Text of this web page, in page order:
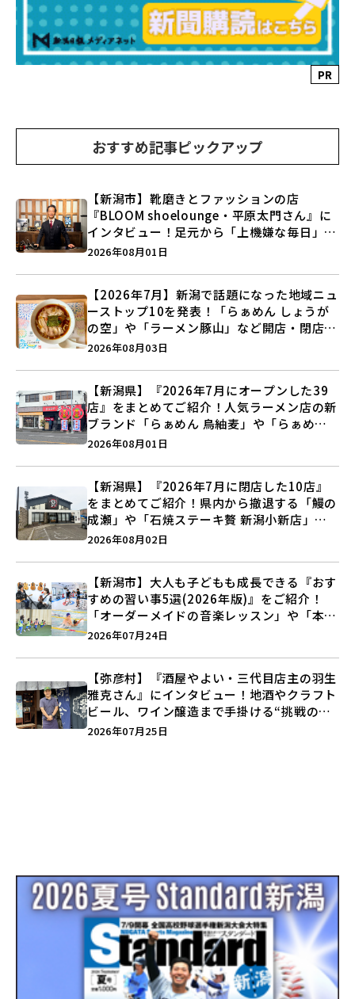
PR
おすすめ記事ピックアップ
【新潟市】靴磨きとファッションの店
『BLOOM shoelounge・平原太門さん』に
インタビュー！足元から「上機嫌な毎日」を
つくる装いの提案とは？
2026年08月01日
【2026年7月】新潟で話題になった地域ニュ
ーストップ10を発表！「らぁめん しょうが
の空」や「ラーメン豚山」など開店・閉店の
注目記事をランキングでご紹介♪
2026年08月03日
【新潟県】『2026年7月にオープンした39
店』をまとめてご紹介！人気ラーメン店の新
ブランド「らぁめん 鳥紬麦」や「らぁめん
しょうがの空」など盛りだくさん♪
2026年08月01日
【新潟県】『2026年7月に閉店した10店』
をまとめてご紹介！県内から撤退する「鰻の
成瀬」や「石焼ステーキ贅 新潟小新店」が
営業に幕…。
2026年08月02日
【新潟市】大人も子どもも成長できる『おす
すめの習い事5選(2026年版)』をご紹介！
「オーダーメイドの音楽レッスン」や「本格
キックボクシング」で新しい自分を見つけよ
2026年07月24日
【弥彦村】『酒屋やよい・三代目店主の羽生
雅克さん』にインタビュー！地酒やクラフト
ビール、ワイン醸造まで手掛ける“挑戦の歴
史”に迫る♪
2026年07月25日